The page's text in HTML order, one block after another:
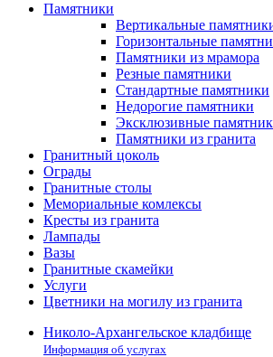
Памятники
Вертикальные
Горизонтальные
Памятники из мрамора
Резные памятники
Стандартные памятники
Недорогие памятники
Эксклюзивные
Памятники из гранита
Гранитный цоколь
Ограды
Гранитные столы
Мемориальные комлексы
Кресты из гранита
Лампады
Вазы
Гранитные скамейки
Услуги
Цветники на могилу из гранита
Николо-Архангельское кладбище
Информация об услугах